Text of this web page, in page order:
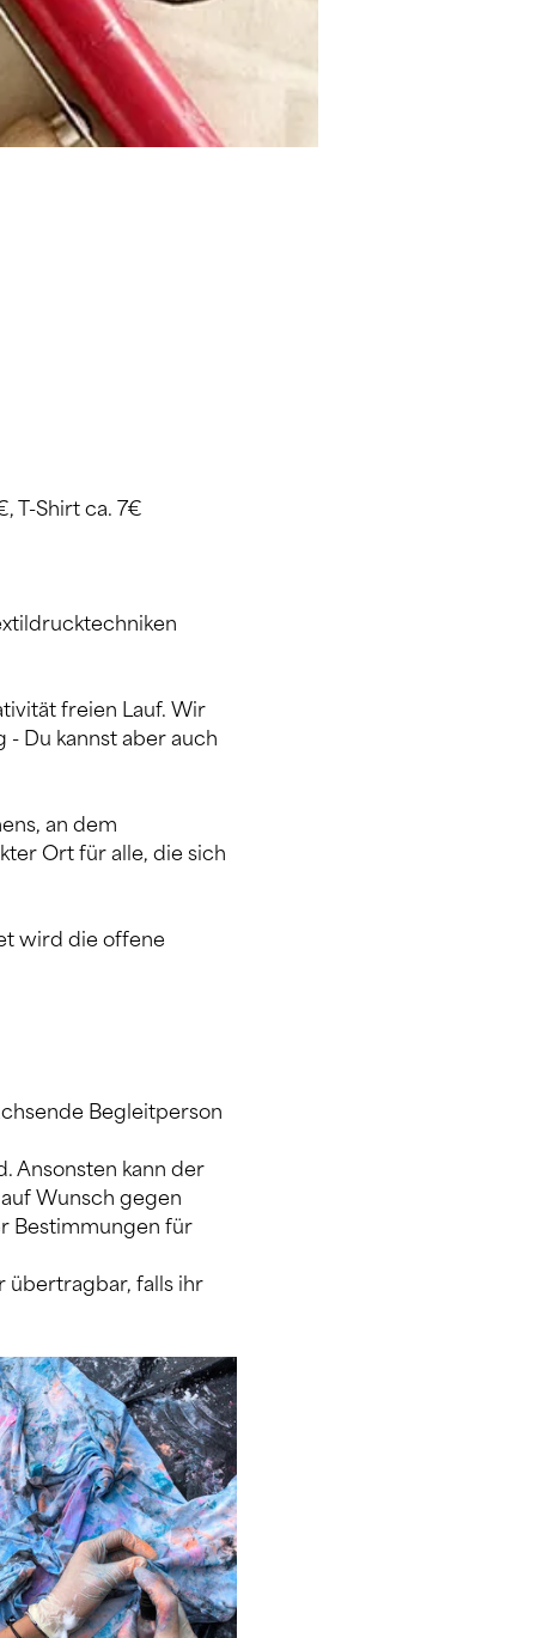
T-Shirt ca. 7€
freien Lauf. Wir
Du kannst aber auch
an dem
Ort für alle, die sich
wird die offene
Begleitperson
Ansonsten kann der
Wunsch gegen
Bestimmungen für
übertragbar, falls ihr